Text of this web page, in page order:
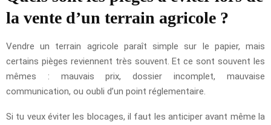
la vente d’un terrain agricole ?
Vendre un terrain agricole paraît simple sur le papier, mais
certains pièges reviennent très souvent. Et ce sont souvent les
mêmes : mauvais prix, dossier incomplet, mauvaise
communication, ou oubli d’un point réglementaire.
Si tu veux éviter les blocages, il faut les anticiper avant même la